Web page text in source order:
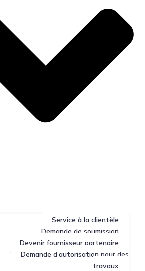
Service à la clientèle
Demande de soumission
Devenir fournisseur partenaire
Demande d’autorisation pour des
travaux